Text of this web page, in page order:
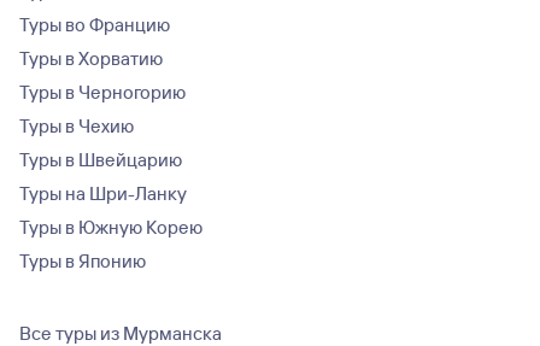
Туры во Францию
Туры в Хорватию
Туры в Черногорию
Туры в Чехию
Туры в Швейцарию
Туры на Шри-Ланку
Туры в Южную Корею
Туры в Японию
Все туры из Мурманска